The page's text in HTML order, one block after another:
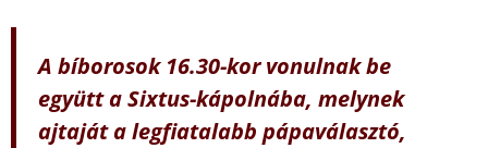
A bíborosok 16.30-kor vonulnak be
együtt a Sixtus-kápolnába, melynek
ajtaját a legfiatalabb pápaválasztó,